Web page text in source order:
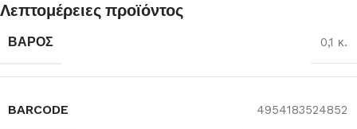
Λεπτομέρειες προϊόντος
ΒΆΡΟΣ 0,1 κ.
BARCODE 4954183524852